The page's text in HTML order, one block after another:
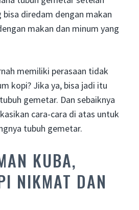
diredam dengan makan
makan dan minum yang
memiliki perasaan tidak
kopi? Jika ya, bisa jadi itu
gemetar. Dan sebaiknya
cara-cara di atas untuk
tubuh gemetar.
KUBA,
NIKMAT DAN